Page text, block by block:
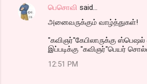
பெசொவி said…
அனைவருக்கும் வாழ்த்துகள்!
"கவிஞர்"கேபிலாருக்கு
இப்படிக்கு "கவிஞர்"பெயர்
12:51 PM